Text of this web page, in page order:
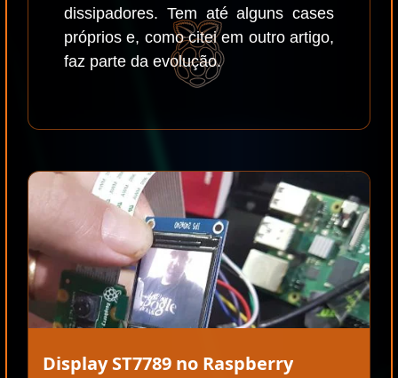
dissipadores. Tem até alguns cases
próprios e, como citei em outro artigo,
faz parte da evolução.
Display ST7789 no Raspberry